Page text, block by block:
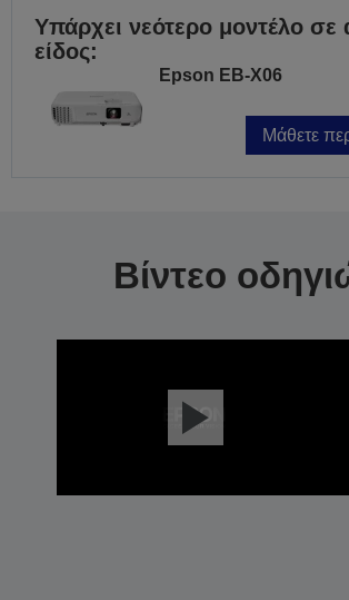
Υπάρχει νεότερο μοντέλο σε
είδος:
Epson EB-X06
Μάθετε
Βίντεο